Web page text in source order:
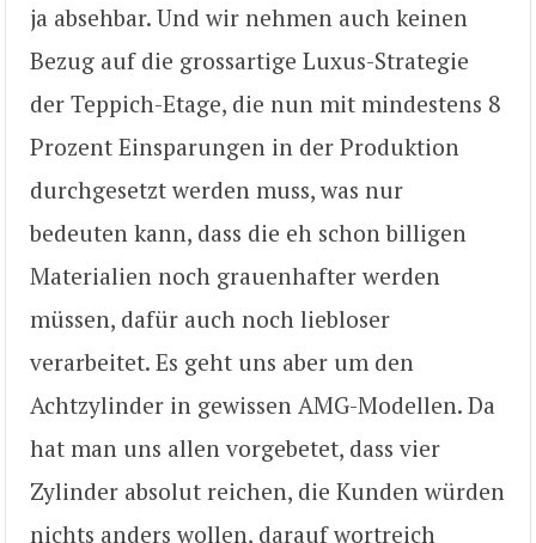
ja absehbar. Und wir nehmen auch keinen
Bezug auf die grossartige Luxus-Strategie
der Teppich-Etage, die nun mit mindestens 8
Prozent Einsparungen in der Produktion
durchgesetzt werden muss, was nur
bedeuten kann, dass die eh schon billigen
Materialien noch grauenhafter werden
müssen, dafür auch noch liebloser
verarbeitet. Es geht uns aber um den
Achtzylinder in gewissen AMG-Modellen. Da
hat man uns allen vorgebetet, dass vier
Zylinder absolut reichen, die Kunden würden
nichts anders wollen, darauf wortreich